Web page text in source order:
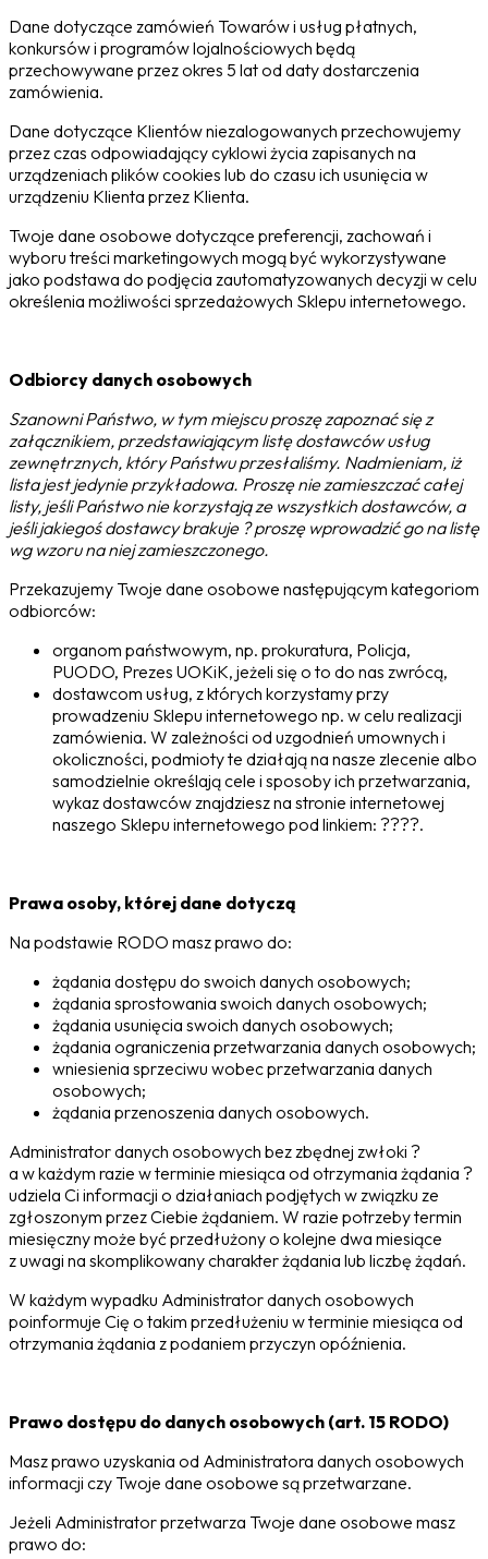
Dane dotyczące zamówień Towarów i usług płatnych,
konkursów i programów lojalnościowych będą
przechowywane przez okres 5 lat od daty dostarczenia
zamówienia.
Dane dotyczące Klientów niezalogowanych przechowujemy
przez czas odpowiadający cyklowi życia zapisanych na
urządzeniach plików cookies lub do czasu ich usunięcia w
urządzeniu Klienta przez Klienta.
Twoje dane osobowe dotyczące preferencji, zachowań i
wyboru treści marketingowych mogą być wykorzystywane
jako podstawa do podjęcia zautomatyzowanych decyzji w celu
określenia możliwości sprzedażowych Sklepu internetowego.
Odbiorcy danych osobowych
Szanowni Państwo, w tym miejscu proszę zapoznać się z
załącznikiem, przedstawiającym listę dostawców usług
zewnętrznych, który Państwu przesłaliśmy. Nadmieniam, iż
lista jest jedynie przykładowa. Proszę nie zamieszczać całej
listy, jeśli Państwo nie korzystają ze wszystkich dostawców, a
jeśli jakiegoś dostawcy brakuje ? proszę wprowadzić go na listę
wg wzoru na niej zamieszczonego.
Przekazujemy Twoje dane osobowe następującym kategoriom
odbiorców:
organom państwowym, np. prokuratura, Policja,
PUODO, Prezes UOKiK, jeżeli się o to do nas zwrócą,
dostawcom usług, z których korzystamy przy
prowadzeniu Sklepu internetowego np. w celu realizacji
zamówienia. W zależności od uzgodnień umownych i
okoliczności, podmioty te działają na nasze zlecenie albo
samodzielnie określają cele i sposoby ich przetwarzania,
wykaz dostawców znajdziesz na stronie internetowej
naszego Sklepu internetowego pod linkiem: ????.
Prawa osoby, której dane dotyczą
Na podstawie RODO masz prawo do:
żądania dostępu do swoich danych osobowych;
żądania sprostowania swoich danych osobowych;
żądania usunięcia swoich danych osobowych;
żądania ograniczenia przetwarzania danych osobowych;
wniesienia sprzeciwu wobec przetwarzania danych
osobowych;
żądania przenoszenia danych osobowych.
Administrator danych osobowych bez zbędnej zwłoki ?
a w każdym razie w terminie miesiąca od otrzymania żądania ?
udziela Ci informacji o działaniach podjętych w związku ze
zgłoszonym przez Ciebie żądaniem. W razie potrzeby termin
miesięczny może być przedłużony o kolejne dwa miesiące
z uwagi na skomplikowany charakter żądania lub liczbę żądań.
W każdym wypadku Administrator danych osobowych
poinformuje Cię o takim przedłużeniu w terminie miesiąca od
otrzymania żądania z podaniem przyczyn opóźnienia.
Prawo dostępu do danych osobowych (art. 15 RODO)
Masz prawo uzyskania od Administratora danych osobowych
informacji czy Twoje dane osobowe są przetwarzane.
Jeżeli Administrator przetwarza Twoje dane osobowe masz
prawo do: